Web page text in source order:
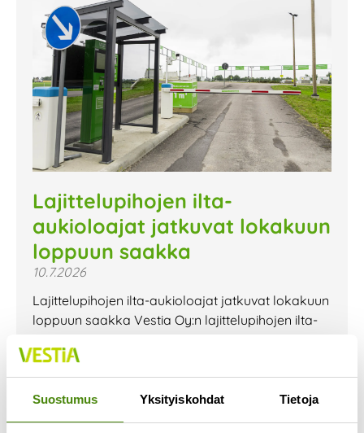
Suostumus Yksityiskohdat Tietoja
Lajittelupihojen ilta-
aukioloajat jatkuvat lokakuun
loppuun saakka
10.7.2026
Lajittelupihojen ilta-aukioloajat jatkuvat lokakuun
loppuun saakka Vestia Oy:n lajittelupihojen ilta-
Jokaisella lajittelupihalla pääsee vähintään
kerran viikossa
Lue lisää »